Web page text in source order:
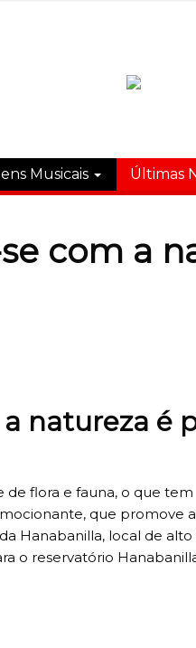
Musicais Últimas
com a
natureza é
de flora e fauna, o que tem
que promove a
Hanabanilla, local de alto
o reservatório